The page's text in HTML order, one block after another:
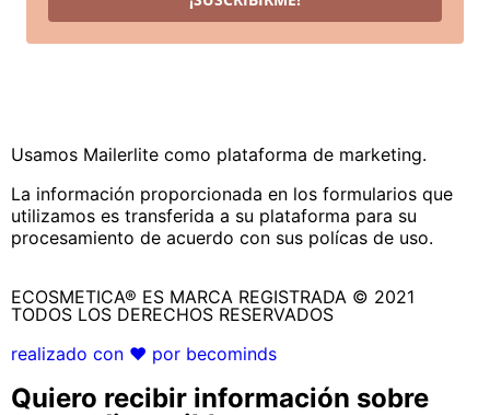
Usamos Mailerlite como plataforma de marketing.
La información proporcionada en los formularios que
utilizamos es transferida a su plataforma para su
procesamiento de acuerdo con sus polícas de uso.
ECOSMETICA® ES MARCA REGISTRADA © 2021
TODOS LOS DERECHOS RESERVADOS
realizado con ❤ por becominds
Quiero recibir información sobre